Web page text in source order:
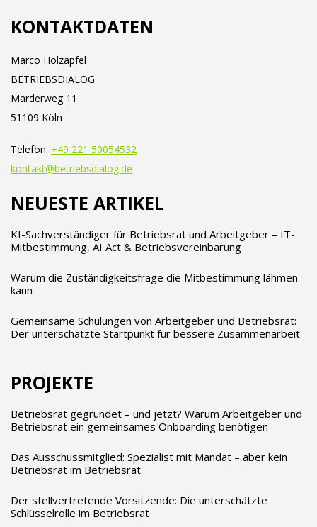
KONTAKTDATEN
Marco Holzapfel
BETRIEBSDIALOG
Marderweg 11
51109 Köln
Telefon: +49 221 50054532
kontakt@betriebsdialog.de
NEUESTE ARTIKEL
KI-Sachverständiger für Betriebsrat und Arbeitgeber – IT-
Mitbestimmung, AI Act & Betriebsvereinbarung
Warum die Zuständigkeitsfrage die Mitbestimmung lähmen
kann
Gemeinsame Schulungen von Arbeitgeber und Betriebsrat:
Der unterschätzte Startpunkt für bessere Zusammenarbeit
PROJEKTE
Betriebsrat gegründet – und jetzt? Warum Arbeitgeber und
Betriebsrat ein gemeinsames Onboarding benötigen
Das Ausschussmitglied: Spezialist mit Mandat – aber kein
Betriebsrat im Betriebsrat
Der stellvertretende Vorsitzende: Die unterschätzte
Schlüsselrolle im Betriebsrat